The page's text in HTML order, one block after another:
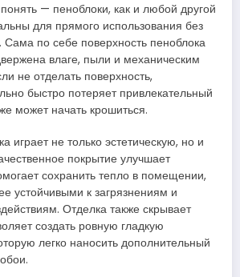
— пеноблоки, как и любой другой
для прямого использования без
Сама по себе поверхность пеноблока
влаге, пыли и механическим
не отделать поверхность,
быстро потеряет привлекательный
может начать крошиться.
играет не только эстетическую, но и
покрытие улучшает
сохранить тепло в помещении,
устойчивыми к загрязнениям и
Отделка также скрывает
создать ровную гладкую
легко наносить дополнительный